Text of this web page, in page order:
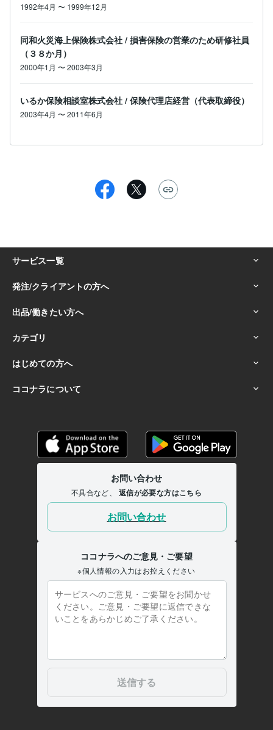
1992年4月 〜 1999年12月
同和火災海上保険株式会社 / 損害保険の営業のため研修社員
（３８か月）
2000年1月 〜2003年3月
いるか保険相談室株式会社 / 保険代理店経営（代表取締役）
2003年4月 〜2011年6月